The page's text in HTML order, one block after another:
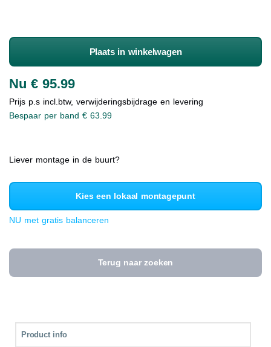
Plaats in winkelwagen
Nu € 95.99
Prijs p.s incl.btw, verwijderingsbijdrage en levering
Bespaar per band € 63.99
Liever montage in de buurt?
Kies een lokaal montagepunt
NU met gratis balanceren
Terug naar zoeken
Product info